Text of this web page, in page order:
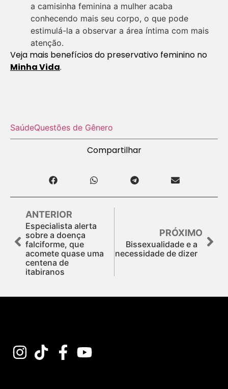
a camisinha feminina a mulher acaba
conhecendo mais seu corpo, o que pode
estimulá-la a observar a área íntima com mais
atenção.
Veja mais benefícios do preservativo feminino no
Minha Vida.
SaúdeQuestões de Gênero
Compartilhar
ANTERIOR
Especialista alerta
sobre a doença
falciforme, que
acomete quase uma
centena de
itabiranos
PRÓXIMO
Bissexualidade e a
necessidade de dizer